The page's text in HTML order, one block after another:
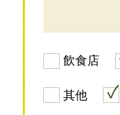
飲食店
其他